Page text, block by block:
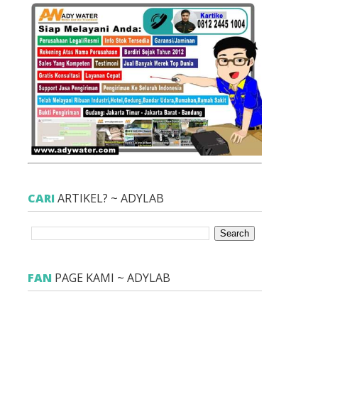
CARI ARTIKEL? ~ ADYLAB
FAN PAGE KAMI ~ ADYLAB